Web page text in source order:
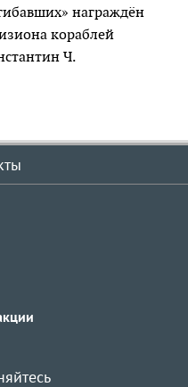
награждён
кораблей
Ч.